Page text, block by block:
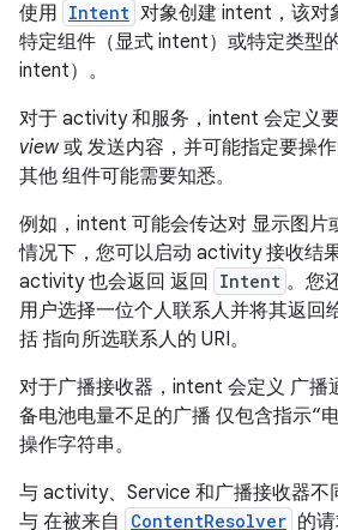
使用 Intent 对象创建 intent，该对
特定组件（显式 intent）或特定类型
intent）。
对于 activity 和服务，intent 会定义
view或 发送内容，并可能指定要操
其他 组件可能需要知悉。
例如，intent 可能会传达对 显示图片
情况下，您可以启动 activity 接收结
activity 也会返回 返回
Intent 。您
用户选择一位个人联系人并将其返回
括 指向所选联系人的 URI。
对于广播接收器，intent 会定义 广播
备电池电量不足的广播 仅包含指示“
操作字符串。
与 activity、Service 和广播接收器
与 在被来自
ContentResolver 的